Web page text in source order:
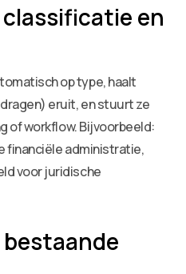
en
op type, haalt
eruit, en stuurt ze
of workflow. Bijvoorbeeld:
financiële administratie,
voor juridische